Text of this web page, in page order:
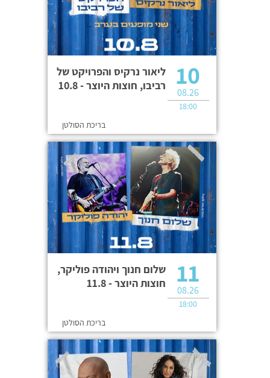
ליאור נרקיס והפרויקט של
רביבו, חוצות היוצר - 10.8
בריכת הסולטן
10
08.26
18:00
שלום חנוך ויהודה פוליקר,
חוצות היוצר - 11.8
בריכת הסולטן
11
08.26
18:00